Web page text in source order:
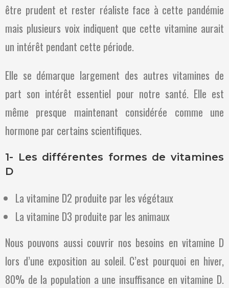
être prudent et rester réaliste face à cette pandémie
mais plusieurs voix indiquent que cette vitamine aurait
un intérêt pendant cette période.
Elle se démarque largement des autres vitamines de
part son intérêt essentiel pour notre santé. Elle est
même presque maintenant considérée comme une
hormone par certains scientifiques.
1- Les différentes formes de vitamines
D
La vitamine D2 produite par les végétaux
La vitamine D3 produite par les animaux
Nous pouvons aussi couvrir nos besoins en vitamine D
lors d’une exposition au soleil. C’est pourquoi en hiver,
80% de la population a une insuffisance en vitamine D.